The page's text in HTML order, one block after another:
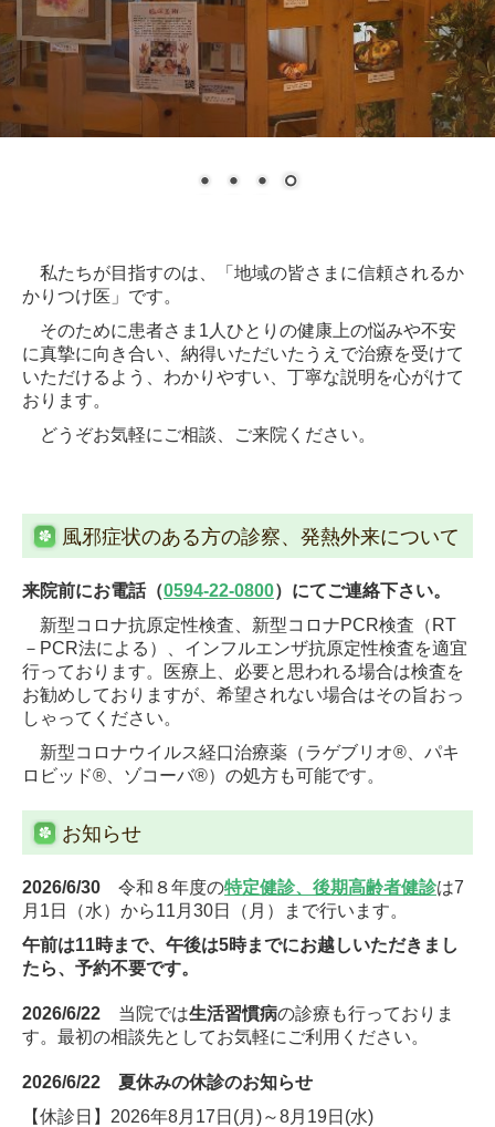
私たちが目指すのは、「地域の皆さまに信頼されるか
かりつけ医」です。
そのために患者さま1人ひとりの健康上の悩みや不安
に真摯に向き合い、納得いただいたうえで治療を受けて
いただけるよう、わかりやすい、丁寧な説明を心がけて
おります。
どうぞお気軽にご相談、ご来院ください。
風邪症状のある方の診察、発熱外来について
来院前にお電話（0594-22-0800）にてご連絡下さい。
新型コロナ抗原定性検査、新型コロナPCR検査（RT
－PCR法による）、インフルエンザ抗原定性検査を適宜
行っております。医療上、必要と思われる場合は検査を
お勧めしておりますが、希望されない場合はその旨おっ
しゃってください。
新型コロナウイルス経口治療薬（ラゲブリオ®、パキ
ロビッド®、ゾコーバ®）の処方も可能です。
お知らせ
2026/6/30 令和８年度の特定健診、 後期高齢者健診は7
月1日（水）から11月30日（月）まで行います。
午前は11時まで、午後は5時までにお越しいただきまし
たら、予約不要です。
2026/6/22 当院では生活習慣病の診療も行っておりま
す。最初の相談先としてお気軽にご利用ください。
2026/6/22 夏休みの休診のお知らせ
【休診日】2026年8月17日(月)～8月19日(水)